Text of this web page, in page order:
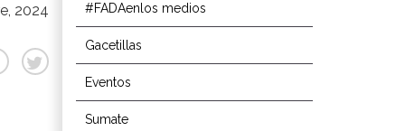
2024 #FADAenlos medios
Gacetillas
Eventos
Sumate